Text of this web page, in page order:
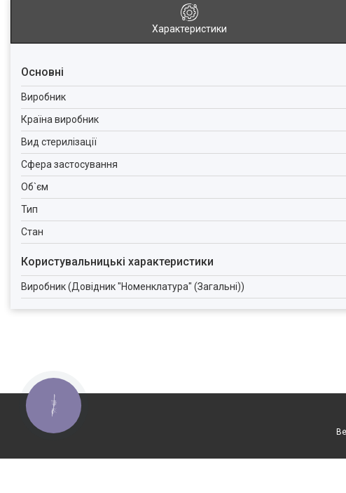
Характеристики
Основні
Виробник
Країна виробник
Вид стерилізації
Сфера застосування
Об`єм
Тип
Стан
Користувальницькі характеристики
Виробник (Довідник "Номенклатура" (Загальні))
КНОПКА
ЗВ'ЯЗКУ